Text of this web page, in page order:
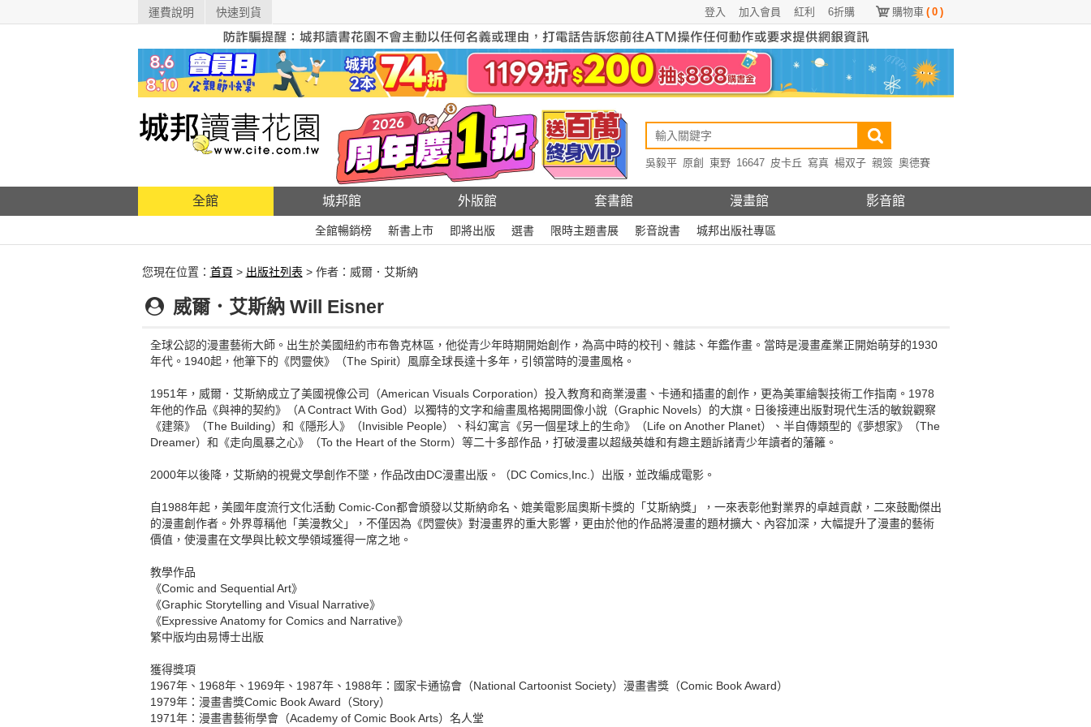
運費說明 快速到貨 購物車 ( 0 )
6折購
紅利
加入會員
登入
吳毅平 原創 東野 16647 皮卡丘 寫真 楊双子 親簽 奧德賽
全館 城邦館 外版館 套書館 漫畫館 影音館
全館暢銷榜 新書上市 即將出版 選書 限時主題書展 影音說書 城邦出版社專區
您現在位置： 首頁 > 出版社列表 > 作者：威爾．艾斯納
威爾．艾斯納 Will Eisner
全球公認的漫畫藝術大師。出生於美國紐約市布魯克林區，他從青少年時期開始創作，為高中時的校刊、雜誌、年鑑作畫。當時是漫畫產業正開始萌芽的1930
年代。1940起，他筆下的《閃靈俠》（The Spirit）風靡全球長達十多年，引領當時的漫畫風格。
1951年，威爾．艾斯納成立了美國視像公司（American Visuals Corporation）投入教育和商業漫畫、卡通和插畫的創作，更為美軍繪製技術工作指南。1978
年他的作品《與神的契約》（A Contract With God）以獨特的文字和繪畫風格揭開圖像小說（Graphic Novels）的大旗。日後接連出版對現代生活的敏銳觀察
《建築》（The Building）和《隱形人》（Invisible People）、科幻寓言《另一個星球上的生命》（Life on Another Planet）、半自傳類型的《夢想家》（The
Dreamer）和《走向風暴之心》（To the Heart of the Storm）等二十多部作品，打破漫畫以超級英雄和有趣主題訴諸青少年讀者的藩籬。
2000年以後降，艾斯納的視覺文學創作不墜，作品改由DC漫畫出版。（DC Comics,Inc.）出版，並改編成電影。
自1988年起，美國年度流行文化活動 Comic-Con都會頒發以艾斯納命名、媲美電影屆奧斯卡獎的「艾斯納獎」，一來表彰他對業界的卓越貢獻，二來鼓勵傑出
的漫畫創作者。外界尊稱他「美漫教父」，不僅因為《閃靈俠》對漫畫界的重大影響，更由於他的作品將漫畫的題材擴大、內容加深，大幅提升了漫畫的藝術
價值，使漫畫在文學與比較文學領域獲得一席之地。
教學作品
《Comic and Sequential Art》
《Graphic Storytelling and Visual Narrative》
《Expressive Anatomy for Comics and Narrative》
繁中版均由易博士出版
獲得獎項
1967年、1968年、1969年、1987年、1988年：國家卡通協會（National Cartoonist Society）漫畫書獎（Comic Book Award）
1979年：漫畫書獎Comic Book Award（Story）
1971年：漫畫書藝術學會（Academy of Comic Book Arts）名人堂